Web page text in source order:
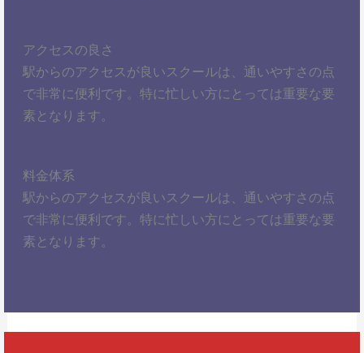
アクセスの良さ
駅からのアクセスが良いスクールは、通いやすさの点
で非常に便利です。特に忙しい方にとっては重要な要
素となります。
料金体系
駅からのアクセスが良いスクールは、通いやすさの点
で非常に便利です。特に忙しい方にとっては重要な要
素となります。